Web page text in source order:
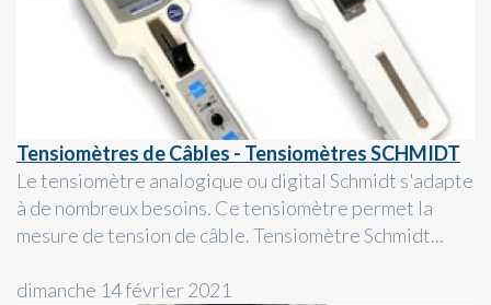
Tensiomètres de Câbles - Tensiomètres SCHMIDT
Le tensiomètre analogique ou digital Schmidt s'adapte
à de nombreux besoins. Ce tensiomètre permet la
mesure de tension de câble. Tensiomètre Schmidt...
dimanche 14 février 2021